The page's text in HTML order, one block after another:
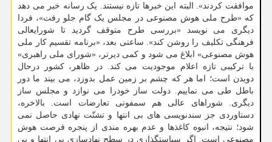
موافقت کردند». البته این خبرها تازه نیستند. یک رسانه خبر می دهد
که «طرح ملی هوش مصنوعی در مجلس یک گام جلو رفت»، فردا
دیگری می نویسد «بررسی طرح متوقف گردید تا شورایعالی
فرهنگی تکلیف را روشن کند». ساعتی بعد، «برنامه تقسیم کار ملی
هوش مصنوعی» ابلاغ می شود و کمی دیرتر، «شورای ملی راهبری»
با ترکیبی تازه اعلام موجودیت می کند. در ظاهر، کشور درحال
دویدن است؛ اما هر که چشم بر زمین عمل بدوزد، می بیند ما دور
باطل طی می نماییم. دولت ساز خودرا می نوازد و مجلس ساز
دیگری. شوراهای عالی هم سمفونی تعارضات است. بالاخره،
دستاوردی جز سندنویسی های بی انتها و تشتّت نهادی حاصل نمی
شود؛ نتیجه، انبوه کاغذها و عدم بهره مندی از پنجره فرصت هوش
مصنوعی است. اگر سیاستگذاری در سطح نهادسازی بی انتها و بی